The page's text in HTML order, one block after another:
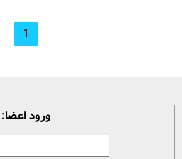
1
ورود اعضا: